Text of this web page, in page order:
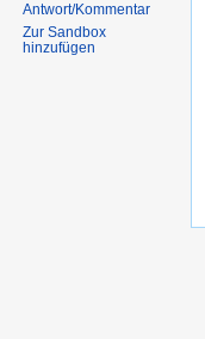
Antwort/Kommentar
Zur Sandbox
hinzufügen